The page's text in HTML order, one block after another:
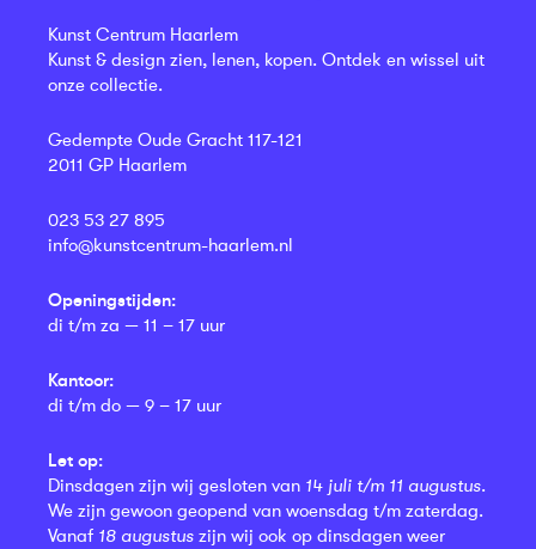
Kunst Centrum Haarlem
Kunst & design zien, lenen, kopen. Ontdek en wissel uit
onze collectie.
Gedempte Oude Gracht 117-121
2011 GP Haarlem
023 53 27 895
info@kunstcentrum-haarlem.nl
Openingstijden:
di t/m za — 11 – 17 uur
Kantoor:
di t/m do — 9 – 17 uur
Let op:
Dinsdagen zijn wij gesloten van 14 juli t/m 11 augustus.
We zijn gewoon geopend van woensdag t/m zaterdag.
Vanaf 18 augustus zijn wij ook op dinsdagen weer